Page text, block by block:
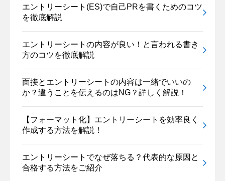
エントリーシート(ES)で自己PRを書くためのコツ
を徹底解説
エントリーシートの内容が良い！と言われる書き
方のコツを徹底解説
面接とエントリーシートの内容は一緒でいいの
か？違うことを伝えるのはNG？詳しく解説！
【フォーマット化】エントリーシートを効率良く
作成する方法を解説！
エントリーシートでなぜ落ちる？代表的な原因と
合格する方法をご紹介